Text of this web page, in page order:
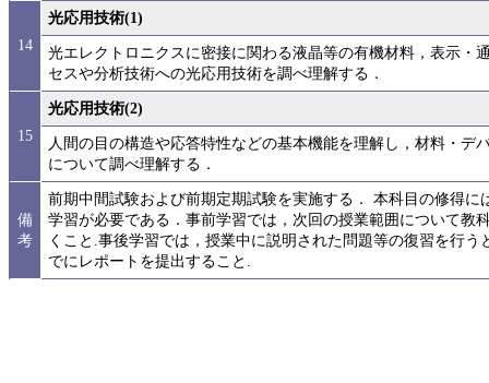
14
光応用技術(1)
光エレクトロニクスに密接に関わる液晶等の有機材料，表示・
セスや分析技術への光応用技術を調べ理解する．
15
光応用技術(2)
人間の目の構造や応答特性などの基本機能を理解し，材料・デ
について調べ理解する．
備
考
前期中間試験および前期定期試験を実施する． 本科目の修得
学習が必要である．事前学習では，次回の授業範囲について教
くこと.事後学習では，授業中に説明された問題等の復習を行
でにレポートを提出すること.